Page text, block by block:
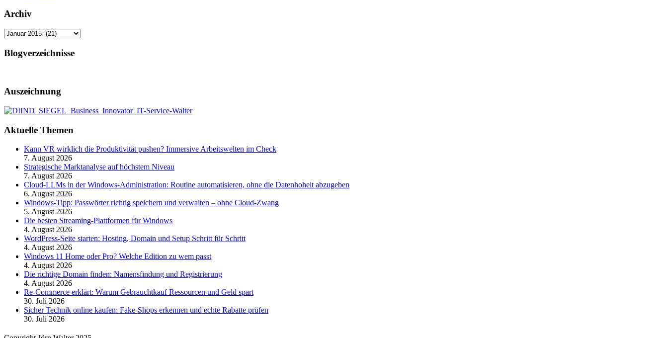
Archiv
Archiv
Blogverzeichnisse
Auszeichnung
Aktuelle Themen
Kann VR wirklich die Produktivität pushen? Immersive Arbeitswelten im Check
7. August 2026
Strategische Marktanalyse auf höchstem Niveau
7. August 2026
Cloud-LLMs in der Windows-Administration: Routine automatisieren, ohne die Datenhoheit abzugeben
6. August 2026
Windows-Tipp: Passwörter richtig speichern und verwalten – ohne Cloud-Zwang
5. August 2026
Die besten Streaming-Plattformen für Windows
4. August 2026
WordPress-Seite starten: Hosting, Domain und Setup Schritt für Schritt
4. August 2026
Windows 11 Home oder Pro? Welche Edition zu wem passt
4. August 2026
Die richtige Domain finden: Namensfindung und Registrierung
4. August 2026
Re-Commerce erklärt: Warum Gebrauchtkauf Ressourcen und Geld spart
30. Juli 2026
Sicher Technik online kaufen: Fake-Shops erkennen und echte Rabatte prüfen
30. Juli 2026